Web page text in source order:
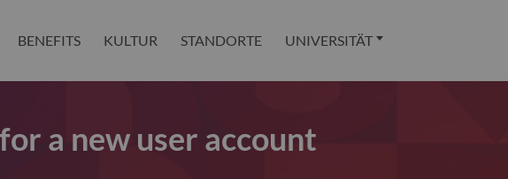
BENEFITS KULTUR STANDORTE UNIVERSITÄT
a new user account